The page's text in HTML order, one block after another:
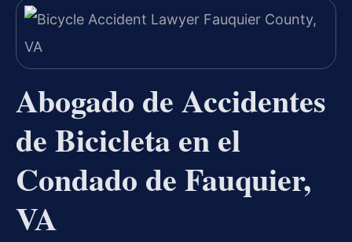
Abogado de Accidentes
de Bicicleta en el
Condado de Fauquier,
VA